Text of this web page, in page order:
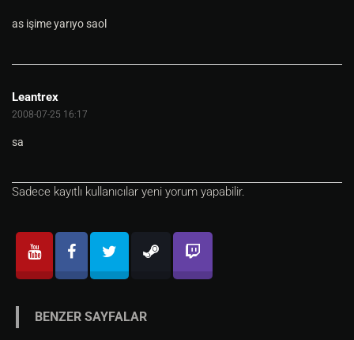
as işime yarıyo saol
Leantrex
2008-07-25 16:17
sa
Sadece kayıtlı kullanıcılar yeni yorum yapabilir.
BENZER SAYFALAR